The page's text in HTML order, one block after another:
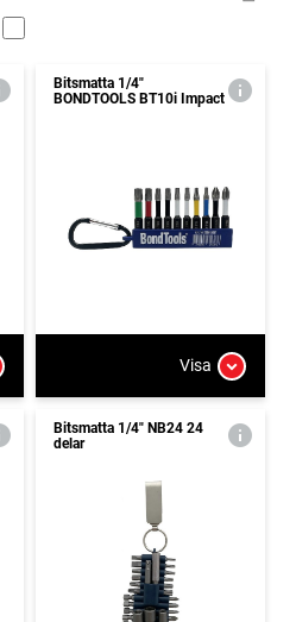
Bitsmatta 1/4"
BONDTOOLS BT10i Impact
Visa
Bitsmatta 1/4" NB24 24
delar